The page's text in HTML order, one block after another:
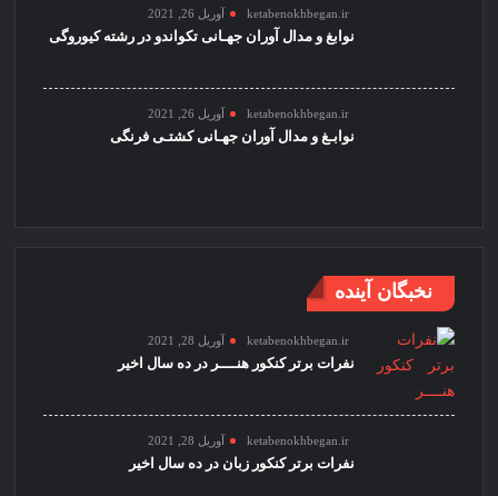
ketabenokhbegan.ir آوریل 26, 2021
نوابغ و مدال آوران جهـانی تکواندو در رشته کیوروگی
ketabenokhbegan.ir آوریل 26, 2021
نوابـغ و مدال آوران جهـانی کشتـی فرنگی
نخبگان آینده
ketabenokhbegan.ir آوریل 28, 2021
نفرات برتر کنکور هنــــر در ده سال اخیر
ketabenokhbegan.ir آوریل 28, 2021
نفرات برتر کنکور زبان در ده سال اخیر